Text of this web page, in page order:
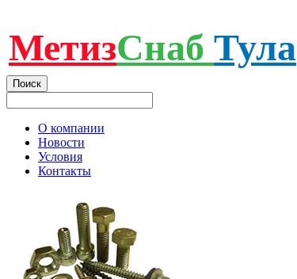
МетизСнаб Тула
О компании
Новости
Условия
Контакты